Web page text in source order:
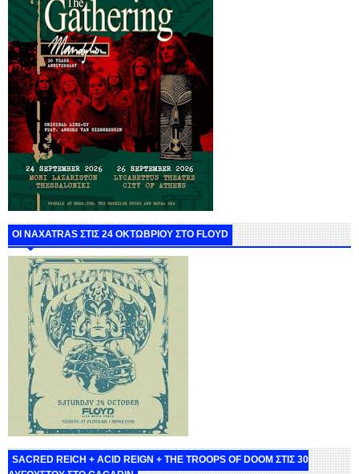
ΟΙ NAXATRAS ΣΤΙΣ 24 ΟΚΤΩΒΡΙΟΥ ΣΤΟ FLOYD
SACRED REICH + ACID REIGN + THE TROOPS OF DOOM ΣΤΙΣ 30